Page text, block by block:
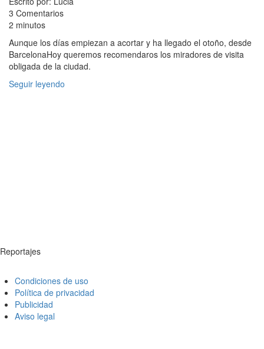
3 Comentarios
2 minutos
Aunque los días empiezan a acortar y ha llegado el otoño, desde
BarcelonaHoy queremos recomendaros los miradores de visita
obligada de la ciudad.
Seguir leyendo
Reportajes
Condiciones de uso
Política de privacidad
Publicidad
Aviso legal